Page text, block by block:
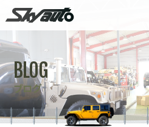
ホーム 在庫車情報
整備作業実例 パーツ販売
店舗紹介 工場紹介
スタッフ紹介 求人情報
BLOG
ブログ